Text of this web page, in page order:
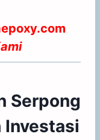
Serpong
Investasi